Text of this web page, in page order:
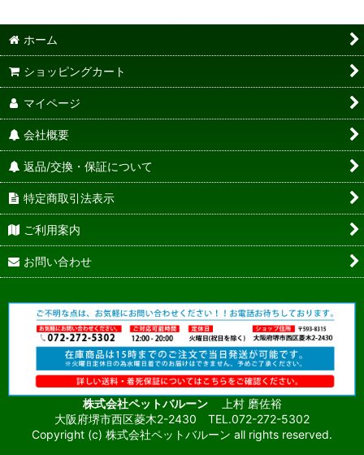
ホーム
ショッピングカート
マイページ
会社概要
返品/交換・保証について
特定商取引法表示
ご利用案内
お問い合わせ
株式会社ペットバルーン
上村 磨佐裕
大阪府堺市西区菱木2-2430 TEL.072-272-5302
Copyright (c) 株式会社ペットバルーン all rights reserved.